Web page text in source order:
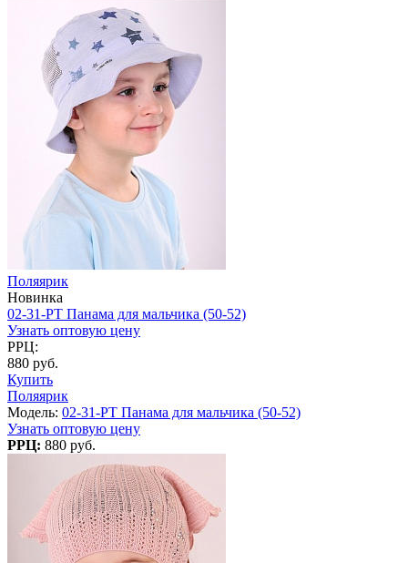
Поляярик
Новинка
02-31-PT Панама для мальчика (50-52)
Узнать оптовую цену
РРЦ:
880 руб.
Купить
Поляярик
Модель: 02-31-PT Панама для мальчика (50-52)
Узнать оптовую цену
РРЦ: 880 руб.